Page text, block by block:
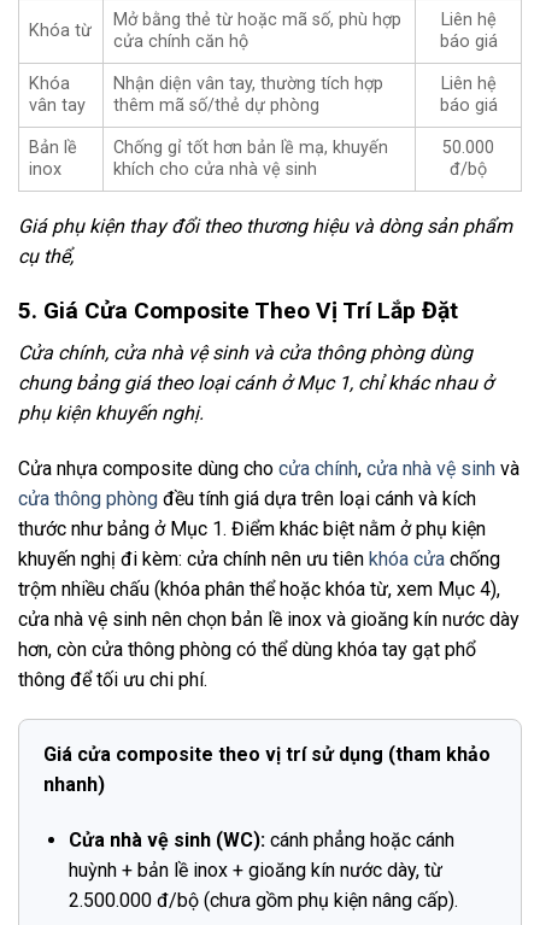
Khóa từ
Mở bằng thẻ từ hoặc mã số, phù hợp
cửa chính căn hộ
Liên hệ
báo giá
Khóa
vân tay
Nhận diện vân tay, thường tích hợp
thêm mã số/thẻ dự phòng
Liên hệ
báo giá
Bản lề
inox
Chống gỉ tốt hơn bản lề mạ, khuyến
khích cho cửa nhà vệ sinh
50.000
đ/bộ
Giá phụ kiện thay đổi theo thương hiệu và dòng sản phẩm
cụ thể,
5. Giá Cửa Composite Theo Vị Trí Lắp Đặt
Cửa chính, cửa nhà vệ sinh và cửa thông phòng dùng
chung bảng giá theo loại cánh ở Mục 1, chỉ khác nhau ở
phụ kiện khuyến nghị.
Cửa nhựa composite dùng cho cửa chính, cửa nhà vệ sinh và
cửa thông phòng đều tính giá dựa trên loại cánh và kích
thước như bảng ở Mục 1. Điểm khác biệt nằm ở phụ kiện
khuyến nghị đi kèm: cửa chính nên ưu tiên khóa cửa chống
trộm nhiều chấu (khóa phân thể hoặc khóa từ, xem Mục 4),
cửa nhà vệ sinh nên chọn bản lề inox và gioăng kín nước dày
hơn, còn cửa thông phòng có thể dùng khóa tay gạt phổ
thông để tối ưu chi phí.
Giá cửa composite theo vị trí sử dụng (tham khảo
nhanh)
Cửa nhà vệ sinh (WC):cánh phẳng hoặc cánh
huỳnh + bản lề inox + gioăng kín nước dày, từ
2.500.000 đ/bộ (chưa gồm phụ kiện nâng cấp).